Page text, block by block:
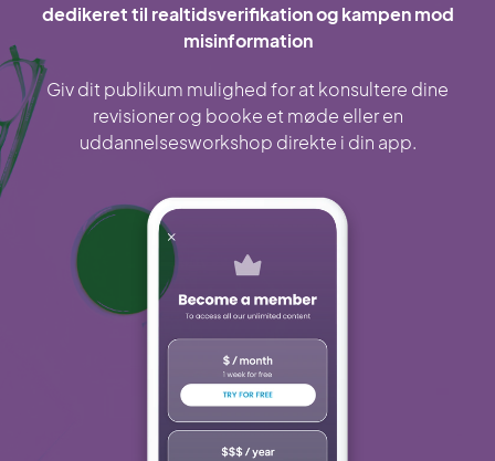
dedikeret til realtidsverifikation og kampen mod
misinformation
Giv dit publikum mulighed for at konsultere dine
revisioner og booke et møde eller en
uddannelsesworkshop direkte i din app.